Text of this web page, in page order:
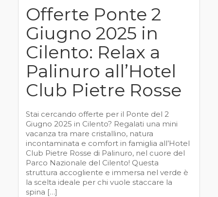
Offerte Ponte 2
Giugno 2025 in
Cilento: Relax a
Palinuro all’Hotel
Club Pietre Rosse
Stai cercando offerte per il Ponte del 2
Giugno 2025 in Cilento? Regalati una mini
vacanza tra mare cristallino, natura
incontaminata e comfort in famiglia all’Hotel
Club Pietre Rosse di Palinuro, nel cuore del
Parco Nazionale del Cilento! Questa
struttura accogliente e immersa nel verde è
la scelta ideale per chi vuole staccare la
spina […]